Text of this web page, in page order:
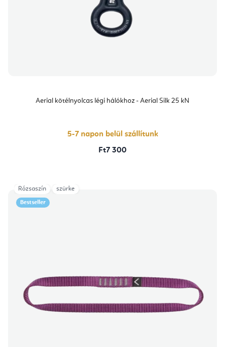
Aerial kötélnyolcas légi hálókhoz - Aerial Silk 25 kN
5-7 napon belül szállítunk
Ft7 300
Bestseller
Rózsaszín szürke